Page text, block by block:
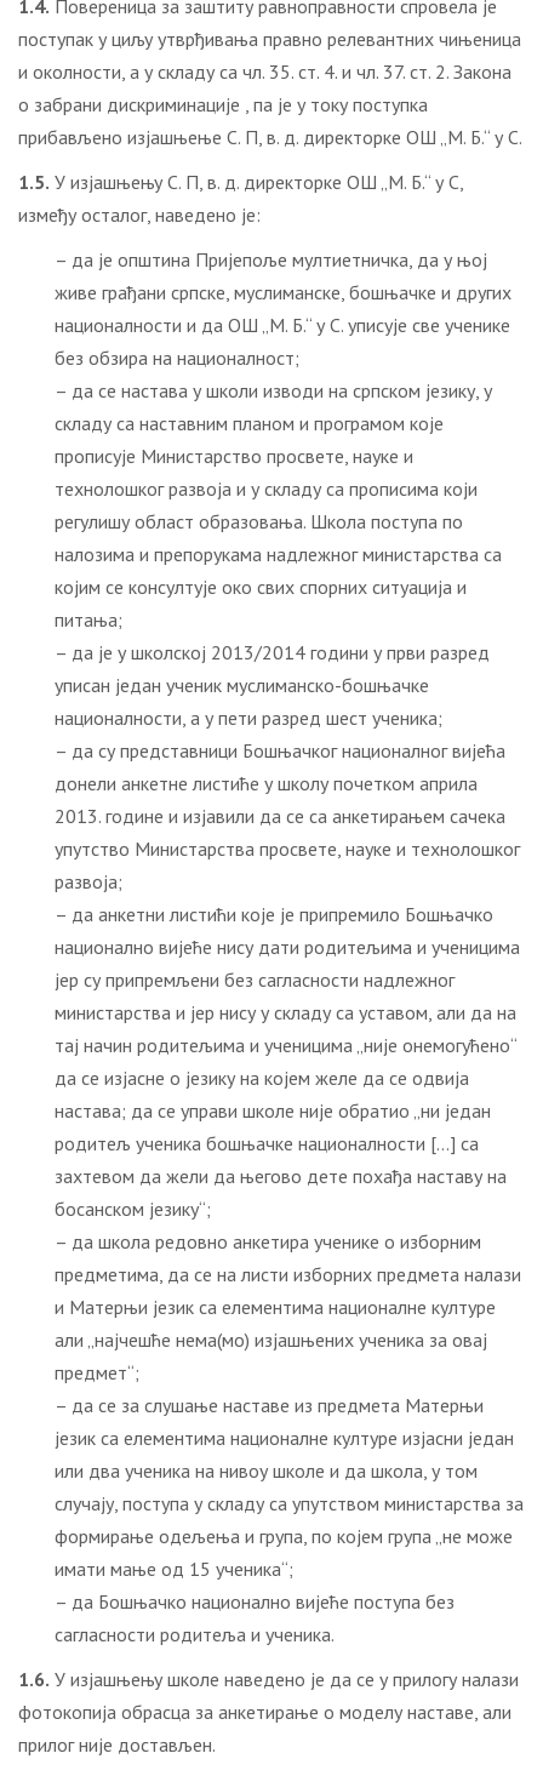
1.4. Повереница за заштиту равноправности спровела је
поступак у циљу утврђивања правно релевантних чињеница
и околности, a у складу са чл. 35. ст. 4. и чл. 37. ст. 2. Закона
о забрани дискриминације , па је у току поступка
прибављено изјашњење С. П, в. д. директорке ОШ „М. Б.“ у С.
1.5. У изјашњењу С. П, в. д. директорке ОШ „М. Б.“ у С,
између осталог, наведено је:
– да је општина Пријепоље мултиетничка, да у њој
живе грађани српске, муслиманске, бошњачке и других
националности и да ОШ „М. Б.“ у С. уписује све ученике
без обзира на националност;
– да се настава у школи изводи на српском језику, у
складу са наставним планом и програмом које
прописује Министарство просвете, науке и
технолошког развоја и у складу са прописима који
регулишу област образовања. Школа поступа по
налозима и препорукама надлежног министарства са
којим се консултује око свих спорних ситуација и
питања;
– да је у школској 2013/2014 години у први разред
уписан један ученик муслиманско-бошњачке
националности, а у пети разред шест ученика;
– да су представници Бошњачког националног вијећа
донели анкетне листиће у школу почетком априла
2013. године и изјавили да се са анкетирањем сачека
упутство Министарства просвете, науке и технолошког
развоја;
– да анкетни листићи које је припремило Бошњачко
национално вијеће нису дати родитељима и ученицима
јер су припремљени без сагласности надлежног
министарства и јер нису у складу са уставом, али да на
тај начин родитељима и ученицима „није онемогућено“
да се изјасне о језику на којем желе да се одвија
настава; да се управи школе није обратио „ни један
родитељ ученика бошњачке националности […] са
захтевом да жели да његово дете похађа наставу на
босанском језику“;
– да школа редовно анкетира ученике о изборним
предметима, да се на листи изборних предмета налази
и Матерњи језик са елементима националне културе
али „најчешће нема(мо) изјашњених ученика за овај
предмет“;
– да се за слушање наставе из предмета Матерњи
језик са елементима националне културе изјасни један
или два ученика на нивоу школе и да школа, у том
случају, поступа у складу са упутством министарства за
формирање одељења и група, по којем група „не може
имати мање од 15 ученика“;
– да Бошњачко национално вијеће поступа без
сагласности родитеља и ученика.
1.6. У изјашњењу школе наведено је да се у прилогу налази
фотокопија обрасца за анкетирање о моделу наставе, али
прилог није достављен.